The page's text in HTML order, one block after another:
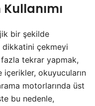
bir şekilde
dikkatini çekmeyi
tekrar yapmak,
içerikler, okuyucuların
motorlarında üst
bu nedenle,